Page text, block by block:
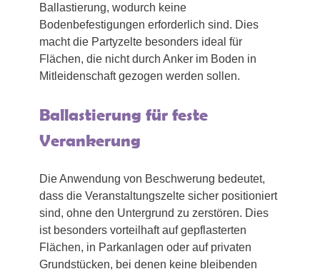
Ballastierung, wodurch keine
Bodenbefestigungen erforderlich sind. Dies
macht die Partyzelte besonders ideal für
Flächen, die nicht durch Anker im Boden in
Mitleidenschaft gezogen werden sollen.
Ballastierung für feste
Verankerung
Die Anwendung von Beschwerung bedeutet,
dass die Veranstaltungszelte sicher positioniert
sind, ohne den Untergrund zu zerstören. Dies
ist besonders vorteilhaft auf gepflasterten
Flächen, in Parkanlagen oder auf privaten
Grundstücken, bei denen keine bleibenden